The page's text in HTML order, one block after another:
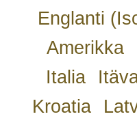
Englanti
Amerikka
Italia
Kroatia